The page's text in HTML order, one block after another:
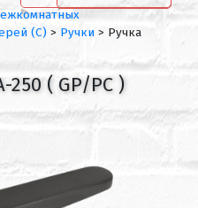
(С) > Ручки > Ручка
( GP/PC )